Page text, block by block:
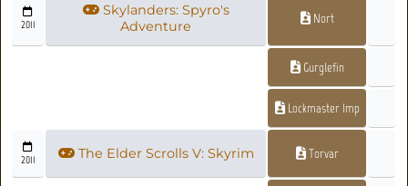
2011
Skylanders: Spyro's
Adventure
Nort
Gurglefin
Lockmaster Imp
2011 The Elder Scrolls V: Skyrim Torvar